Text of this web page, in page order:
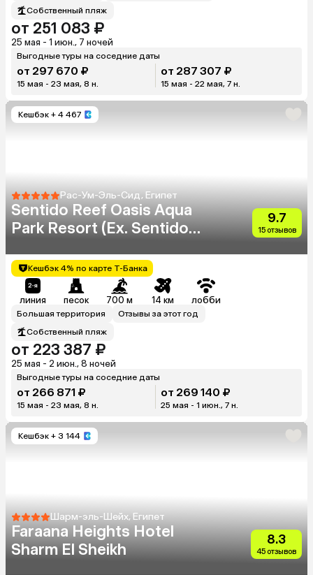
Собственный пляж
от 251 083 ₽
25 мая - 1 июн., 7 ночей
Выгодные туры на соседние даты
от 297 670 ₽
15 мая - 23 мая, 8 н.
от 287 307 ₽
15 мая - 22 мая, 7 н.
Кешбэк + 4 467
Рас-Ум-Эль-Сид, Египет
Sentido Reef Oasis Aqua
Park Resort (Ex. Sentido
9.7
15 отзывов
Кешбэк 4% по карте Т-Банка
линия песок 700 м 14 км лобби
Большая территория
Отзывы за этот год
Собственный пляж
от 223 387 ₽
25 мая - 2 июн., 8 ночей
Выгодные туры на соседние даты
от 266 871 ₽
15 мая - 23 мая, 8 н.
от 269 140 ₽
25 мая - 1 июн., 7 н.
Кешбэк + 3 144
Шарм-эль-Шейх, Египет
Faraana Heights Hotel
Sharm El Sheikh
8.3
45 отзывов